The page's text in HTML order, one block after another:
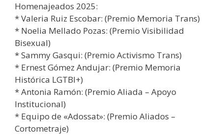
Homenajeados 2025:
* Valeria Ruiz Escobar: (Premio Memoria Trans)
* Noelia Mellado Pozas: (Premio Visibilidad
Bisexual)
* Sammy Gasqui: (Premio Activismo Trans)
* Ernest Gómez Andujar: (Premio Memoria
Histórica LGTBI+)
* Antonia Ramón: (Premio Aliada – Apoyo
Institucional)
* Equipo de «Adossat»: (Premio Aliados –
Cortometraje)